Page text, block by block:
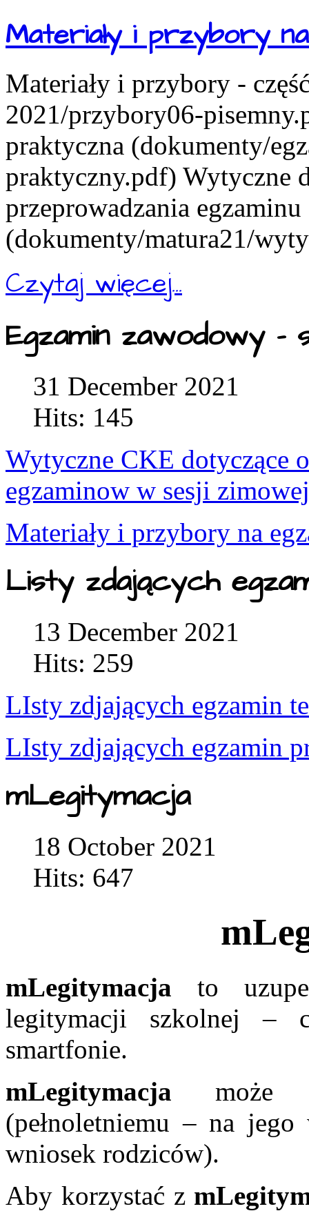
Materiały i przybory
Materiały i przybory -
2021/przybory06-
praktyczna (dokumenty/
praktyczny.pdf) Wytyczne
przeprowadzania egzaminu
(dokumenty/matura21/
Czytaj więcej...
Egzamin zawodowy
31 December 2021
Hits: 145
Wytyczne CKE dotyczące
egzaminow w sesji
Materiały i przybory na
Listy zdających
13 December 2021
Hits: 259
LIsty zdjających egzamin
LIsty zdjających egzamin
mLegitymacja
18 October 2021
Hits: 647
mLegitymacja to
legitymacji szkolnej –
smartfonie.
mLegitymacja może
(pełnoletniemu – na jego
wniosek rodziców).
Aby korzystać z